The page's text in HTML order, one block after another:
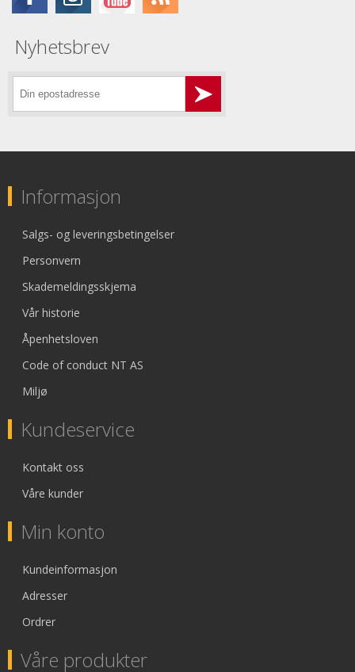
Nyhetsbrev
Informasjon
Salgs- og leveringsbetingelser
Personvern
Skademeldingsskjema
Vår historie
Åpenhetsloven
Code of conduct NT AS
Miljø
Kundeservice
Kontakt oss
Våre kunder
Min konto
Kundeinformasjon
Adresser
Ordrer
Våre produkter